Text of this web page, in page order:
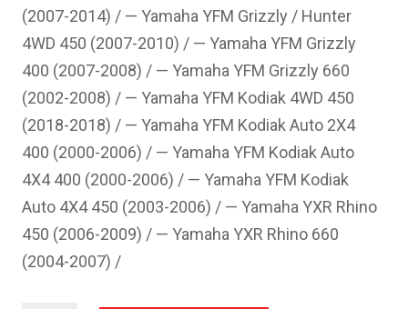
(2007-2014) / — Yamaha YFM Grizzly / Hunter
4WD 450 (2007-2010) / — Yamaha YFM Grizzly
400 (2007-2008) / — Yamaha YFM Grizzly 660
(2002-2008) / — Yamaha YFM Kodiak 4WD 450
(2018-2018) / — Yamaha YFM Kodiak Auto 2X4
400 (2000-2006) / — Yamaha YFM Kodiak Auto
4X4 400 (2000-2006) / — Yamaha YFM Kodiak
Auto 4X4 450 (2003-2006) / — Yamaha YXR Rhino
450 (2006-2009) / — Yamaha YXR Rhino 660
(2004-2007) /